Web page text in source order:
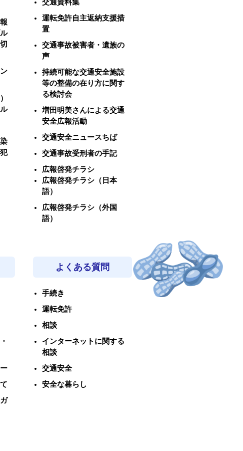
交通資料集
運転免許自主返納支援措
置
交通事故被害者・遺族の
声
持続可能な交通安全施設
等の整備の在り方に関す
る検討会
増田明美さんによる交通
安全広報活動
交通安全ニュースちば
交通事故受刑者の手記
広報啓発チラシ
広報啓発チラシ（日本
語）
広報啓発チラシ（外国
語）
よくある質問
手続き
運転免許
相談
インターネットに関する
相談
交通安全
安全な暮らし